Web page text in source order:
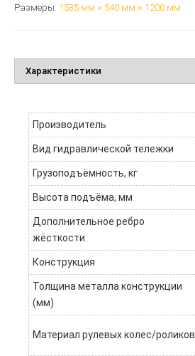
Размеры: 1535 мм × 540 мм × 1200 мм
Характеристики
Производитель
Вид гидравлической тележки
Грузоподъёмность, кг
Высота подъёма, мм
Дополнительное ребро
жёсткости
Конструкция
Толщина металла конструкции
(мм)
Материал рулевых колес/роликов